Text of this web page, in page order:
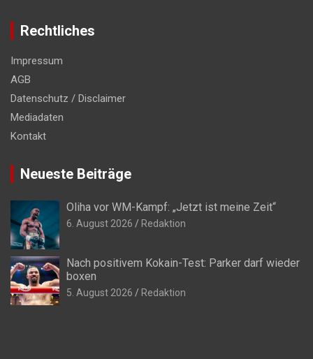
Rechtliches
Impressum
AGB
Datenschutz / Disclaimer
Mediadaten
Kontakt
Neueste Beiträge
Oliha vor WM-Kampf: „Jetzt ist meine Zeit“
6. August 2026 Redaktion
Nach positivem Kokain-Test: Parker darf wieder
boxen
5. August 2026 Redaktion